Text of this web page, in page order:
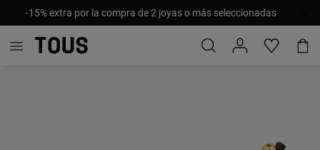
-15% extra por la compra de 2 joyas o más seleccionadas